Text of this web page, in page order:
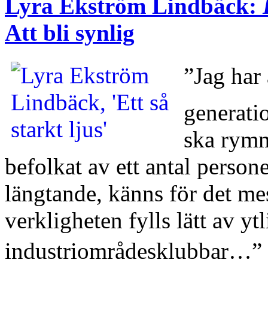
Lyra Ekström Lindbäck:
Att bli synlig
”Jag
ska
befolkat av ett antal
längtande, känns för det
verkligheten fylls lätt av
industriområdesklubbar…”